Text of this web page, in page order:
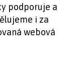
podporuje a
i za
webová